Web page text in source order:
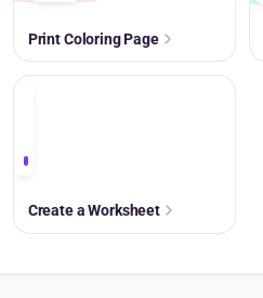
Print Coloring Page
Create a Worksheet